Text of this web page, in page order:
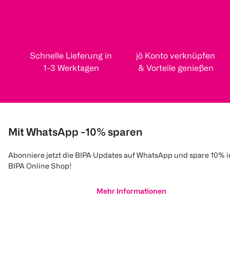
Schnelle Lieferung in
1-3 Werktagen
jö Konto verknüpfen
& Vorteile genießen
Mit WhatsApp -10% sparen
Abonniere jetzt die BIPA Updates auf WhatsApp und spare 10%
BIPA Online Shop!
Mehr Informationen